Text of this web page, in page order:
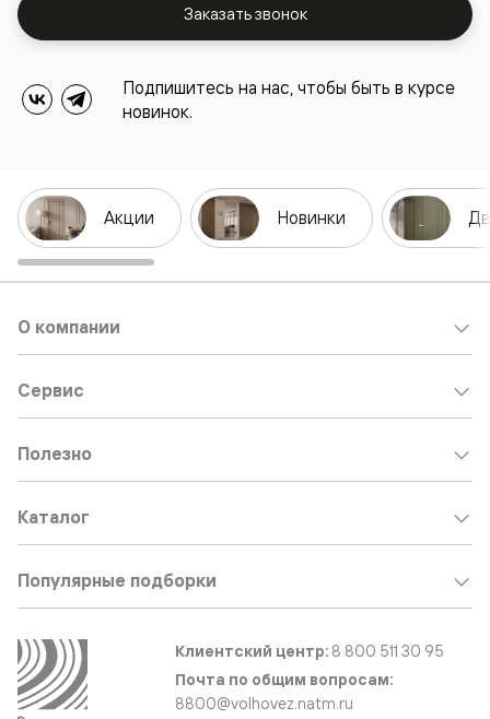
Заказать звонок
Подпишитесь на нас, чтобы быть в курсе
новинок.
Акции Новинки
О компании
Сервис
Полезно
Каталог
Популярные подборки
Клиентский центр: 8 800 511 30 95
Почта по общим вопросам:
8800@volhovez.natm.ru